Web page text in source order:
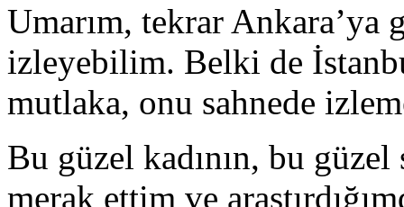
Umarım, tekrar Ankara’ya
izleyebilim. Belki de
mutlaka, onu sahnede
Bu güzel kadının, bu güzel
merak ettim ve